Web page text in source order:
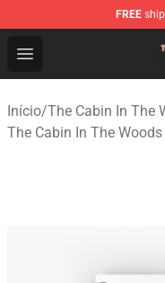
FREE
Open menu
The Cabin In The
Início/The Cabin In The
The Cabin In The